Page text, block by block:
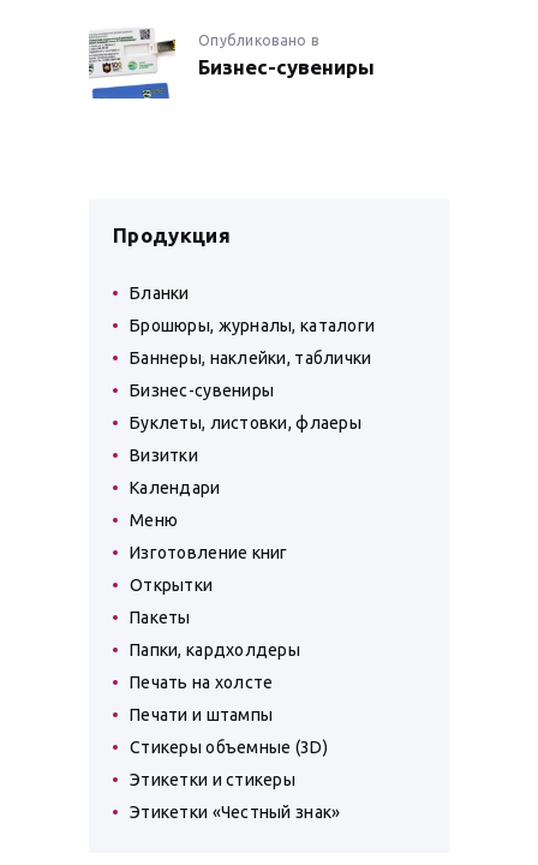
НАВИГАЦИЯ
ПО
Опубликовано вПредыдущая
запись:
Бизнес-сувениры
Продукция
Бланки
Брошюры, журналы, каталоги
Баннеры, наклейки, таблички
Бизнес-сувениры
Буклеты, листовки, флаеры
Визитки
Календари
Меню
Изготовление книг
Открытки
Пакеты
Папки, кардхолдеры
Печать на холсте
Печати и штампы
Стикеры объемные (3D)
Этикетки и стикеры
Этикетки «Честный знак»